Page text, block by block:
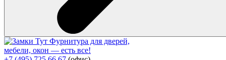
Фурнитура для дверей,
мебели, окон — есть все!